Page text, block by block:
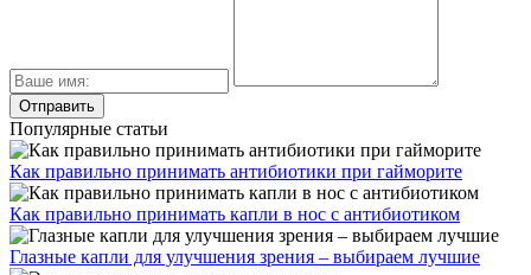
Популярные статьи
Как правильно принимать антибиотики при гайморите
Как правильно принимать капли в нос с антибиотиком
Глазные капли для улучшения зрения – выбираем лучшие